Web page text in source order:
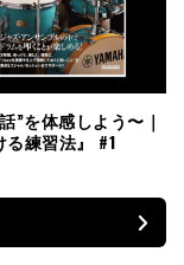
”を体感しよう〜｜
練習法』 #1